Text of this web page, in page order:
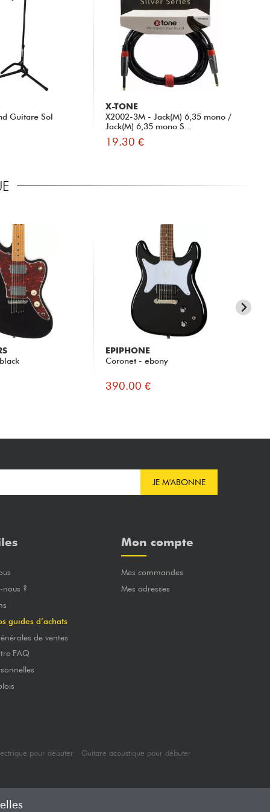
Guitare Sol
X-TONE
X2002-3M - Jack(M) 6,35 mono /
Jack(M) 6,35 mono S...
19.30 €
EPIPHONE
Coronet - ebony
390.00 €
JE M'ABONNE
nous ?
guides d’achats
de ventes
FAQ
Mon compte
Mes commandes
Mes adresses
pour débuter Guitare acoustique pour débuter